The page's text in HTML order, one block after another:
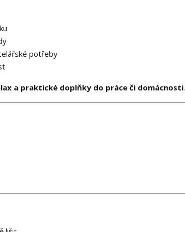
potřeby
a praktické doplňky do práce či domácnosti.